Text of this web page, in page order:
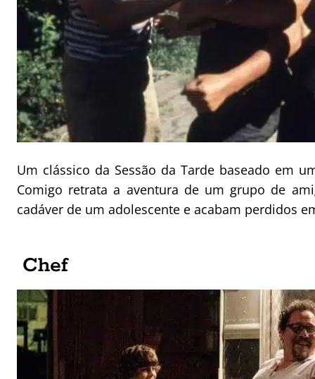
Um clássico da Sessão da Tarde baseado em
Comigo retrata a aventura de um grupo de
cadáver de um adolescente e acabam perdidos
Chef